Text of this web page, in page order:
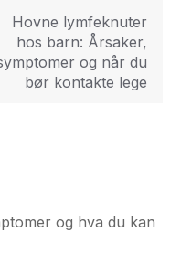
Hovne lymfeknuter
hos barn: Årsaker,
og når du
bør kontakte lege
og hva du kan